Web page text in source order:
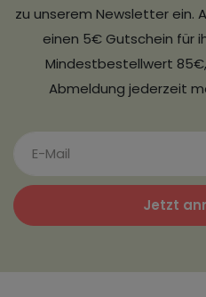
zu unserem Newsletter ein.
einen 5€ Gutschein für
Mindestbestellwert
Abmeldung jederzeit
Jetzt